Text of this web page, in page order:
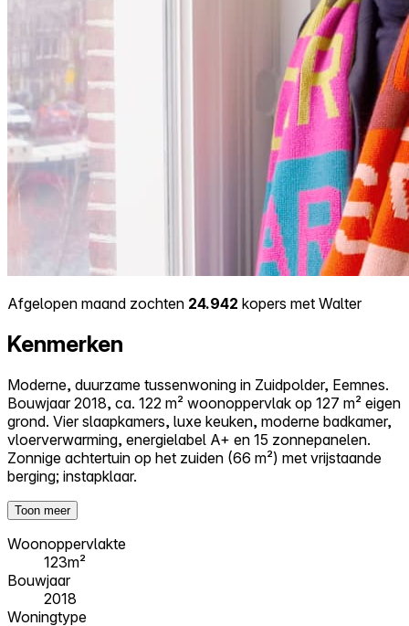
Afgelopen maand zochten 24.942 kopers met Walter
Kenmerken
Moderne, duurzame tussenwoning in Zuidpolder, Eemnes.
Bouwjaar 2018, ca. 122 m² woonoppervlak op 127 m² eigen
grond. Vier slaapkamers, luxe keuken, moderne badkamer,
vloerverwarming, energielabel A+ en 15 zonnepanelen.
Zonnige achtertuin op het zuiden (66 m²) met vrijstaande
berging; instapklaar.
Toon meer
Woonoppervlakte
123m²
Bouwjaar
2018
Woningtype